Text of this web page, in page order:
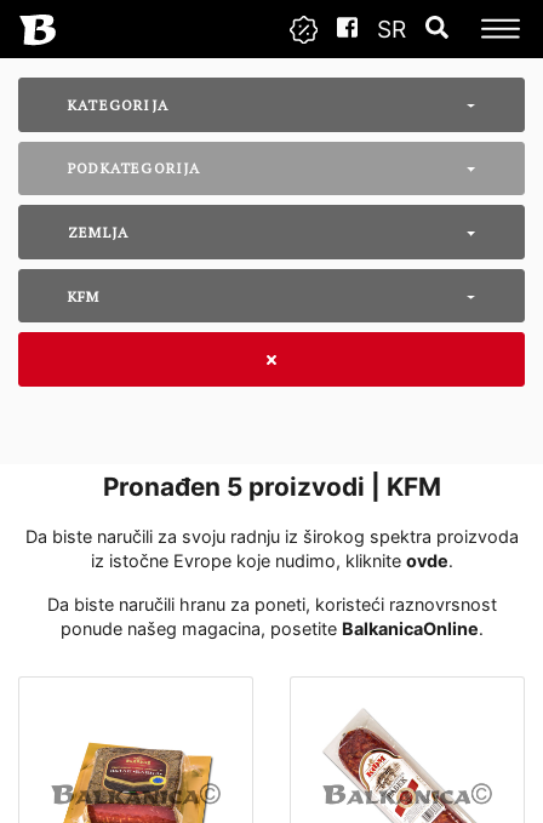
SR
KATEGORIJA
PODKATEGORIJA
ZEMLJA
KFM
Pronađen 5proizvodi | KFM
Da biste naručili za svoju radnju iz širokog spektra proizvoda
iz istočne Evrope koje nudimo, kliknite ovde․
Da biste naručili hranu za poneti, koristeći raznovrsnost
ponude našeg magacina, posetite BalkanicaOnline․